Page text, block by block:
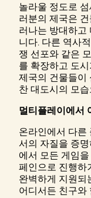
놀라울 정도로
러분의 제국은
러나는 방대하고
니다. 다른 역사
쟁 선포와 같은
를 확장하고 도
제국의 건물들이
찬 대도시의 모
멀티플레이에서
온라인에서 다른
서의 자질을 증
에서 모든 게임
페인으로 진행하
완벽하게 지원되
어디서든 친구와